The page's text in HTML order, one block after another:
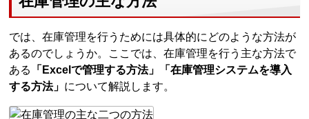
では、在庫管理を行うためには具体的にどのような方法が
あるのでしょうか。ここでは、在庫管理を行う主な方法で
ある
「Excelで管理する方法」「在庫管理システムを導入
する方法」 について解説します。